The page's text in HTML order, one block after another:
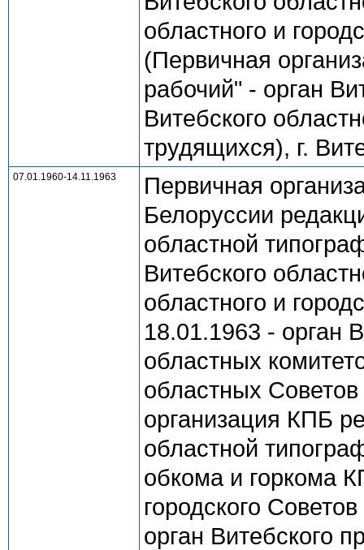
областного и
(Первичная
рабочий" - орган
Витебского
трудящихся), г.
07.01.1960-14.11.1963
Первичная
Белоруссии
областной
Витебского
областного и
18.01.1963 - орган
областных
областных
организация КПБ
областной
обкома и горкома
городского
орган Витебского